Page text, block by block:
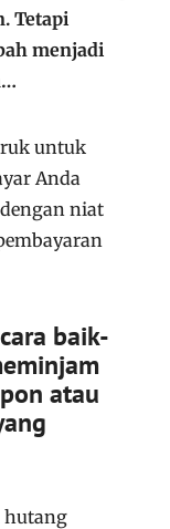
Tetapi
menjadi
untuk
Anda
niat
baik-
atau
hutang